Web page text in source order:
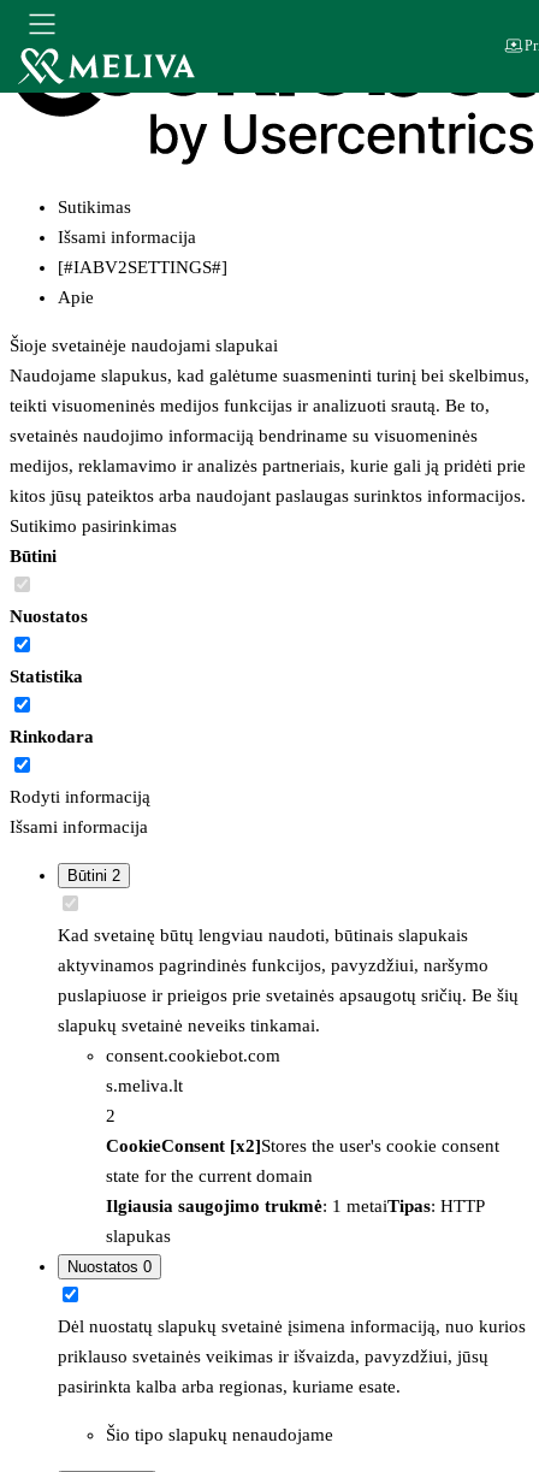
Sutikimas
Išsami informacija
[#IABV2SETTINGS#]
Apie
Šioje svetainėje naudojami slapukai
Naudojame slapukus, kad galėtume suasmeninti turinį bei skelbimus,
teikti visuomeninės medijos funkcijas ir analizuoti srautą. Be to,
svetainės naudojimo informaciją bendriname su visuomeninės
medijos, reklamavimo ir analizės partneriais, kurie gali ją pridėti prie
kitos jūsų pateiktos arba naudojant paslaugas surinktos informacijos.
Sutikimo pasirinkimas
Būtini
Nuostatos
Statistika
Rinkodara
Rodyti informaciją
Išsami informacija
Būtini 2
Kad svetainę būtų lengviau naudoti, būtinais slapukais
aktyvinamos pagrindinės funkcijos, pavyzdžiui, naršymo
puslapiuose ir prieigos prie svetainės apsaugotų sričių. Be šių
slapukų svetainė neveiks tinkamai.
consent.cookiebot.com
s.meliva.lt
2
CookieConsent [x2]Stores the user's cookie consent
state for the current domain
Ilgiausia saugojimo trukmė: 1 metaiTipas: HTTP
slapukas
Nuostatos 0
Dėl nuostatų slapukų svetainė įsimena informaciją, nuo kurios
priklauso svetainės veikimas ir išvaizda, pavyzdžiui, jūsų
pasirinkta kalba arba regionas, kuriame esate.
Šio tipo slapukų nenaudojame